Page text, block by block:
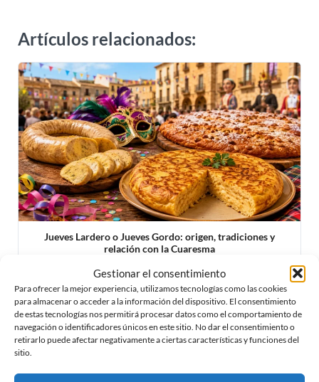
Gestionar el consentimiento
Para ofrecer la mejor experiencia, utilizamos tecnologías como las cookies
para almacenar o acceder a la información del dispositivo. El consentimiento
de estas tecnologías nos permitirá procesar datos como el comportamiento de
navegación o identificadores únicos en este sitio. No dar el consentimiento o
retirarlo puede afectar negativamente a ciertas características y funciones del
sitio.
Artículos relacionados:
Jueves Lardero o Jueves Gordo: origen, tradiciones y
relación con la Cuaresma